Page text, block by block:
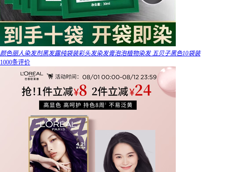
颜色丽人染发剂黑发露纯袋装彩头发染发膏泡泡植物染发 五贝子黑色10袋装
1000条评价